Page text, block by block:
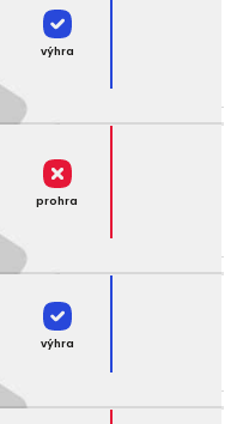
výhra
prohra
výhra